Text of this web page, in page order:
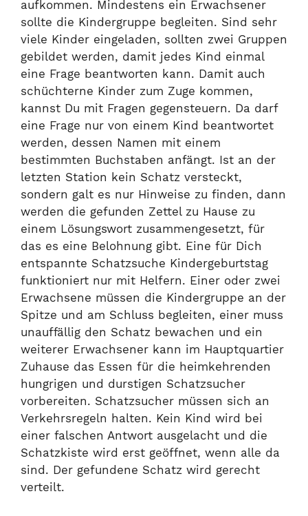
aufkommen. Mindestens ein Erwachsener
sollte die Kindergruppe begleiten. Sind sehr
viele Kinder eingeladen, sollten zwei Gruppen
gebildet werden, damit jedes Kind einmal
eine Frage beantworten kann. Damit auch
schüchterne Kinder zum Zuge kommen,
kannst Du mit Fragen gegensteuern. Da darf
eine Frage nur von einem Kind beantwortet
werden, dessen Namen mit einem
bestimmten Buchstaben anfängt. Ist an der
letzten Station kein Schatz versteckt,
sondern galt es nur Hinweise zu finden, dann
werden die gefunden Zettel zu Hause zu
einem Lösungswort zusammengesetzt, für
das es eine Belohnung gibt. Eine für Dich
entspannte Schatzsuche Kindergeburtstag
funktioniert nur mit Helfern. Einer oder zwei
Erwachsene müssen die Kindergruppe an der
Spitze und am Schluss begleiten, einer muss
unauffällig den Schatz bewachen und ein
weiterer Erwachsener kann im Hauptquartier
Zuhause das Essen für die heimkehrenden
hungrigen und durstigen Schatzsucher
vorbereiten. Schatzsucher müssen sich an
Verkehrsregeln halten. Kein Kind wird bei
einer falschen Antwort ausgelacht und die
Schatzkiste wird erst geöffnet, wenn alle da
sind. Der gefundene Schatz wird gerecht
verteilt.